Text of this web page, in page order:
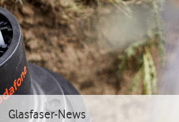
Glasfaser-News